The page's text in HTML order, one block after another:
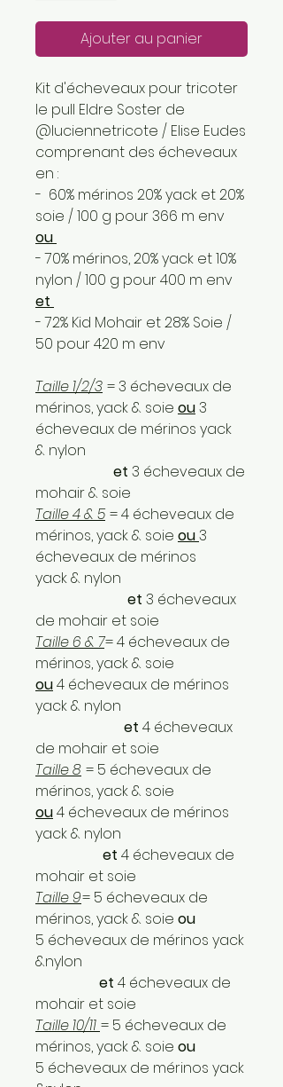
Ajouter au panier
Kit d'écheveaux pour tricoter
le pull Eldre Soster de
@luciennetricote / Elise Eudes
comprenant des écheveaux
en :
- 60% mérinos 20% yack et 20%
soie / 100 g pour 366 m env
ou
- 70% mérinos, 20% yack et 10%
nylon / 100 g pour 400 m env
et
- 72% Kid Mohair et 28% Soie /
50 pour 420 m env
Taille 1/2/3 = 3 écheveaux de
mérinos, yack & soie ou3
écheveaux de mérinos yack
& nylon
et 3 écheveaux de
mohair & soie
Taille 4 & 5 = 4 écheveaux de
mérinos, yack & soie ou3
écheveaux de mérinos
yack & nylon
et 3 écheveaux
de mohair et soie
Taille 6 & 7= 4 écheveaux de
mérinos, yack & soie
ou4 écheveaux de mérinos
yack & nylon
et 4 écheveaux
de mohair et soie
Taille 8 = 5 écheveaux de
mérinos, yack & soie
ou4 écheveaux de mérinos
yack & nylon
et 4 écheveaux de
mohair et soie
Taille 9= 5 écheveaux de
mérinos, yack & soie ou
5 écheveaux de mérinos yack
&nylon
et 4 écheveaux de
mohair et soie
Taille 10/11 = 5 écheveaux de
mérinos, yack & soie ou
5 écheveaux de mérinos yack